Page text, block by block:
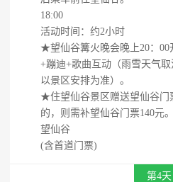
18:00
活动时间：约2小时
★望仙谷篝火晚会晚上20：00
+蹦迪+歌曲互动（雨雪天气
以景区安排为准）。
★住望仙谷景区赠送望仙谷门
的，则需补望仙谷门票140元。
望仙谷
(含首道门票)
第4天